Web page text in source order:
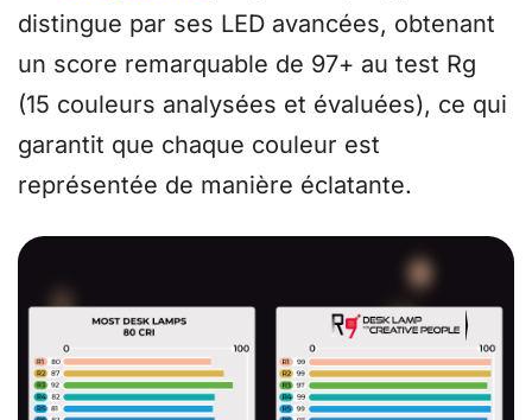
distingue par ses LED avancées, obtenant
un score remarquable de 97+ au test Rg
(15 couleurs analysées et évaluées), ce qui
garantit que chaque couleur est
représentée de manière éclatante.